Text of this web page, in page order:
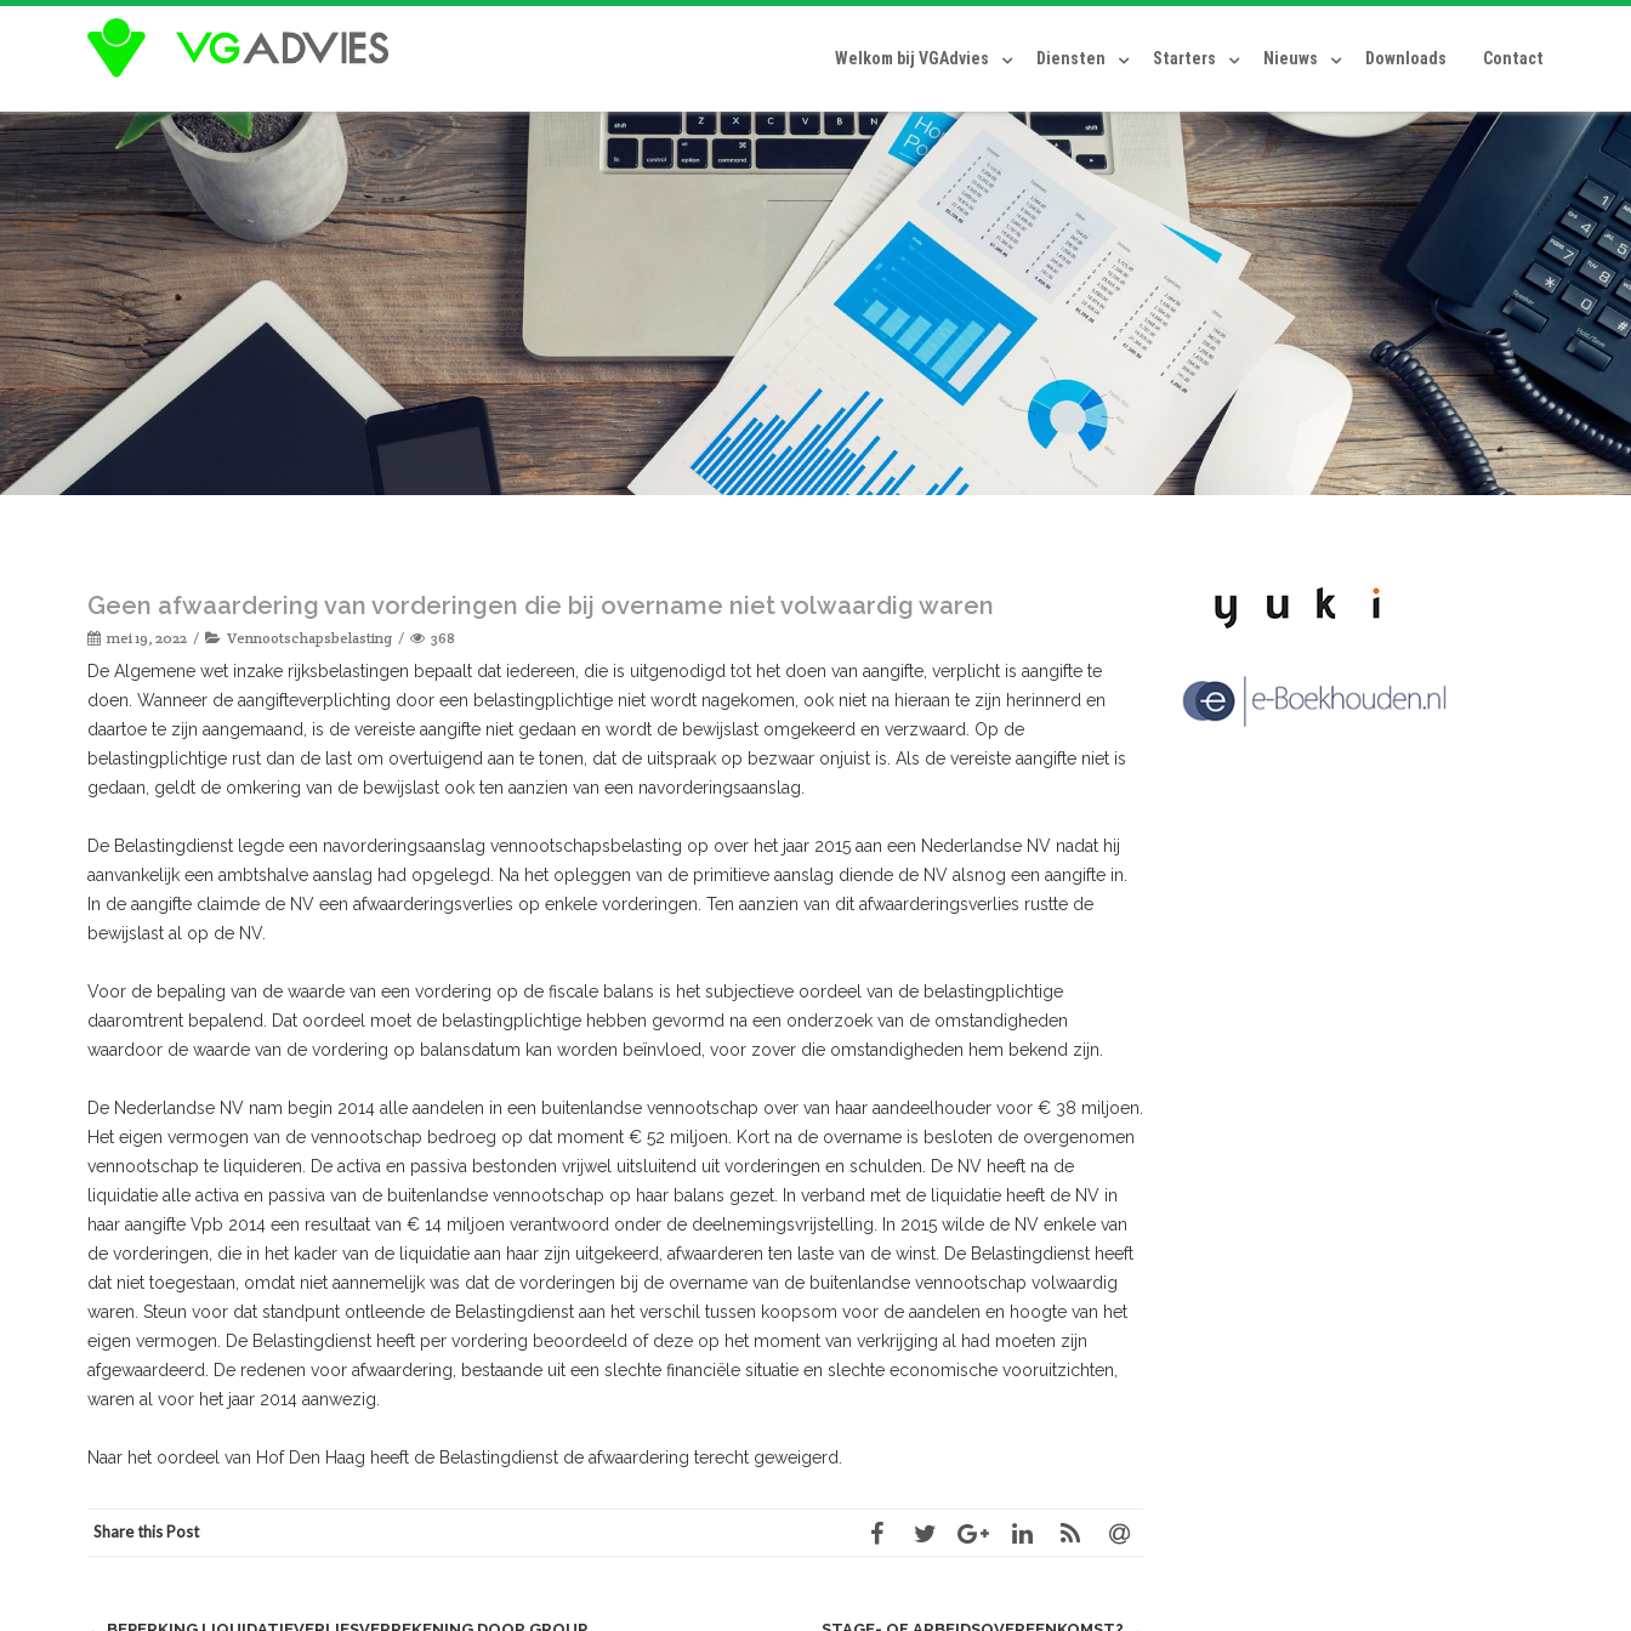
Welkom bij VGAdvies Diensten Starters Nieuws Downloads Contact
Geen afwaardering van vorderingen die bij overname niet volwaardig waren
mei 19, 2022 Vennootschapsbelasting 368
De Algemene wet inzake rijksbelastingen bepaalt dat iedereen, die is uitgenodigd tot het doen van aangifte, verplicht is aangifte te
doen. Wanneer de aangifteverplichting door een belastingplichtige niet wordt nagekomen, ook niet na hieraan te zijn herinnerd en
daartoe te zijn aangemaand, is de vereiste aangifte niet gedaan en wordt de bewijslast omgekeerd en verzwaard. Op de
belastingplichtige rust dan de last om overtuigend aan te tonen, dat de uitspraak op bezwaar onjuist is. Als de vereiste aangifte niet is
gedaan, geldt de omkering van de bewijslast ook ten aanzien van een navorderingsaanslag.
De Belastingdienst legde een navorderingsaanslag vennootschapsbelasting op over het jaar 2015 aan een Nederlandse NV nadat hij
aanvankelijk een ambtshalve aanslag had opgelegd. Na het opleggen van de primitieve aanslag diende de NV alsnog een aangifte in.
In de aangifte claimde de NV een afwaarderingsverlies op enkele vorderingen. Ten aanzien van dit afwaarderingsverlies rustte de
bewijslast al op de NV.
Voor de bepaling van de waarde van een vordering op de fiscale balans is het subjectieve oordeel van de belastingplichtige
daaromtrent bepalend. Dat oordeel moet de belastingplichtige hebben gevormd na een onderzoek van de omstandigheden
waardoor de waarde van de vordering op balansdatum kan worden beïnvloed, voor zover die omstandigheden hem bekend zijn.
De Nederlandse NV nam begin 2014 alle aandelen in een buitenlandse vennootschap over van haar aandeelhouder voor € 38 miljoen.
Het eigen vermogen van de vennootschap bedroeg op dat moment € 52 miljoen. Kort na de overname is besloten de overgenomen
vennootschap te liquideren. De activa en passiva bestonden vrijwel uitsluitend uit vorderingen en schulden. De NV heeft na de
liquidatie alle activa en passiva van de buitenlandse vennootschap op haar balans gezet. In verband met de liquidatie heeft de NV in
haar aangifte Vpb 2014 een resultaat van € 14 miljoen verantwoord onder de deelnemingsvrijstelling. In 2015 wilde de NV enkele van
de vorderingen, die in het kader van de liquidatie aan haar zijn uitgekeerd, afwaarderen ten laste van de winst. De Belastingdienst heeft
dat niet toegestaan, omdat niet aannemelijk was dat de vorderingen bij de overname van de buitenlandse vennootschap volwaardig
waren. Steun voor dat standpunt ontleende de Belastingdienst aan het verschil tussen koopsom voor de aandelen en hoogte van het
eigen vermogen. De Belastingdienst heeft per vordering beoordeeld of deze op het moment van verkrijging al had moeten zijn
afgewaardeerd. De redenen voor afwaardering, bestaande uit een slechte financiële situatie en slechte economische vooruitzichten,
waren al voor het jaar 2014 aanwezig.
Naar het oordeel van Hof Den Haag heeft de Belastingdienst de afwaardering terecht geweigerd.
Share this Post